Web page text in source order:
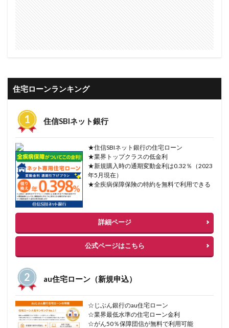
住宅ローンランキング
住信SBIネット銀行
★住信SBIネット銀行の住宅ローン
★業界トップクラスの低金利
★新規購入時の通期変動金利は0.32％（2023
年5月現在）
★全疾病保障保険の特約を無料で利用できる
詳細ページ
公式ページはこちら
au住宅ローン（新規申込）
☆じぶん銀行のau住宅ローン
☆業界最低水準の住宅ローン金利
☆がん50％保障団信が無料で利用可能